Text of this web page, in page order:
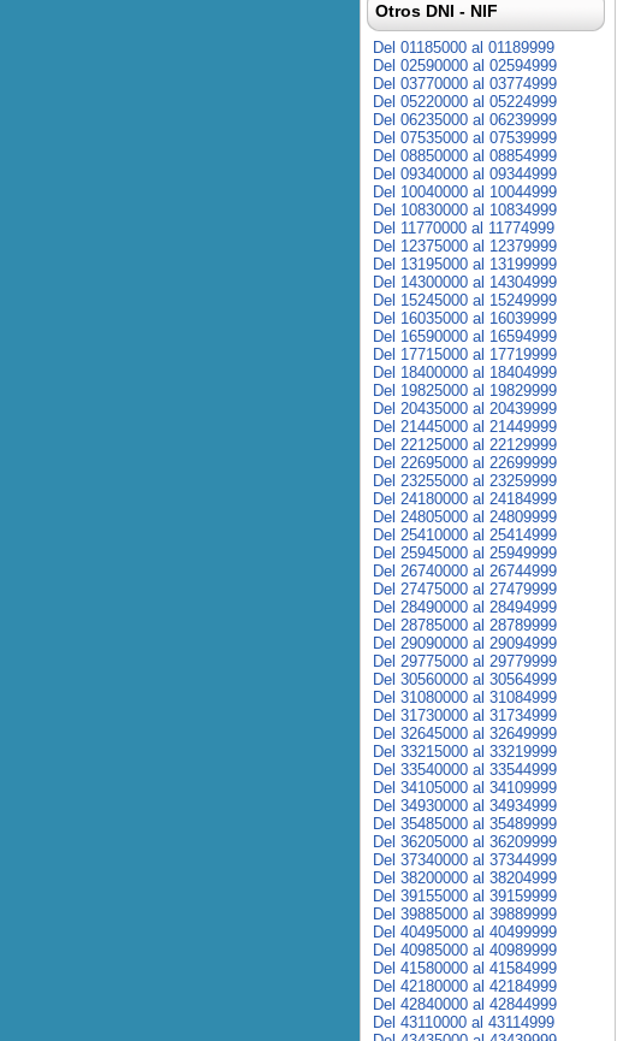
Otros DNI - NIF
Del 01185000 al 01189999
Del 02590000 al 02594999
Del 03770000 al 03774999
Del 05220000 al 05224999
Del 06235000 al 06239999
Del 07535000 al 07539999
Del 08850000 al 08854999
Del 09340000 al 09344999
Del 10040000 al 10044999
Del 10830000 al 10834999
Del 11770000 al 11774999
Del 12375000 al 12379999
Del 13195000 al 13199999
Del 14300000 al 14304999
Del 15245000 al 15249999
Del 16035000 al 16039999
Del 16590000 al 16594999
Del 17715000 al 17719999
Del 18400000 al 18404999
Del 19825000 al 19829999
Del 20435000 al 20439999
Del 21445000 al 21449999
Del 22125000 al 22129999
Del 22695000 al 22699999
Del 23255000 al 23259999
Del 24180000 al 24184999
Del 24805000 al 24809999
Del 25410000 al 25414999
Del 25945000 al 25949999
Del 26740000 al 26744999
Del 27475000 al 27479999
Del 28490000 al 28494999
Del 28785000 al 28789999
Del 29090000 al 29094999
Del 29775000 al 29779999
Del 30560000 al 30564999
Del 31080000 al 31084999
Del 31730000 al 31734999
Del 32645000 al 32649999
Del 33215000 al 33219999
Del 33540000 al 33544999
Del 34105000 al 34109999
Del 34930000 al 34934999
Del 35485000 al 35489999
Del 36205000 al 36209999
Del 37340000 al 37344999
Del 38200000 al 38204999
Del 39155000 al 39159999
Del 39885000 al 39889999
Del 40495000 al 40499999
Del 40985000 al 40989999
Del 41580000 al 41584999
Del 42180000 al 42184999
Del 42840000 al 42844999
Del 43110000 al 43114999